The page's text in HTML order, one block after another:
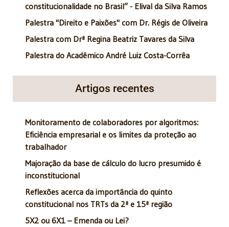
constitucionalidade no Brasil” - Elival da Silva Ramos
Palestra "Direito e Paixões" com Dr. Régis de Oliveira
Palestra com Drª Regina Beatriz Tavares da Silva
Palestra do Acadêmico André Luiz Costa-Corrêa
Artigos recentes
Monitoramento de colaboradores por algoritmos:
Eficiência empresarial e os limites da proteção ao
trabalhador
Majoração da base de cálculo do lucro presumido é
inconstitucional
Reflexões acerca da importância do quinto
constitucional nos TRTs da 2ª e 15ª região
5X2 ou 6X1 – Emenda ou Lei?